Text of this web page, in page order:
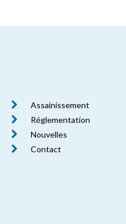
Assainissement
Réglementation
Nouvelles
Contact